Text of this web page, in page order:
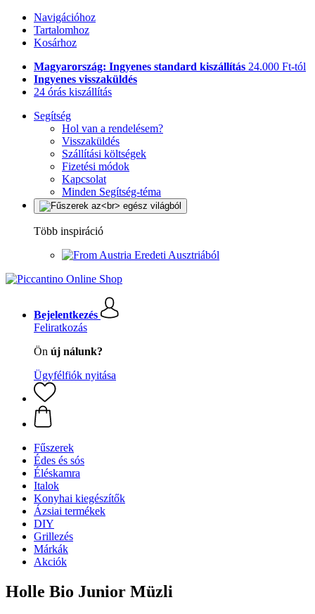
Navigációhoz
Tartalomhoz
Kosárhoz
Magyarország: Ingyenes standard kiszállítás 24.000 Ft-tól
Ingyenes visszaküldés
24 órás kiszállítás
Segítség
Hol van a rendelésem?
Visszaküldés
Szállítási költségek
Fizetési módok
Kapcsolat
Minden Segítség-téma
Több inspiráció
Eredeti Ausztriából
Bejelentkezés
Feliratkozás
Ön új nálunk?
Ügyfélfiók nyitása
Fűszerek
Édes és sós
Éléskamra
Italok
Konyhai kiegészítők
Ázsiai termékek
DIY
Grillezés
Márkák
Akciók
Holle Bio Junior Müzli